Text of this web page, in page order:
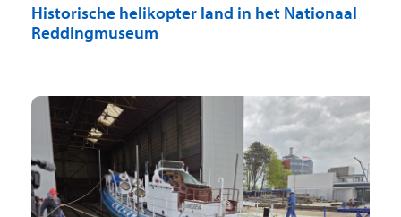
Historische helikopter land in het Nationaal
Reddingmuseum